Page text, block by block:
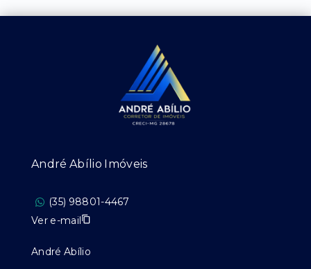
André Abílio Imóveis
(35) 98801-4467
Ver e-mail
André Abílio